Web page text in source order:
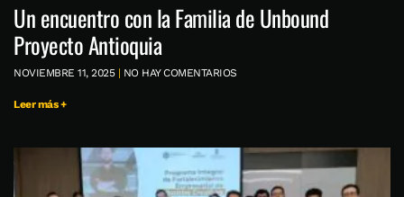
Un encuentro con la Familia de Unbound
Proyecto Antioquia
NOVIEMBRE 11, 2025 NO HAY COMENTARIOS
Leer más +